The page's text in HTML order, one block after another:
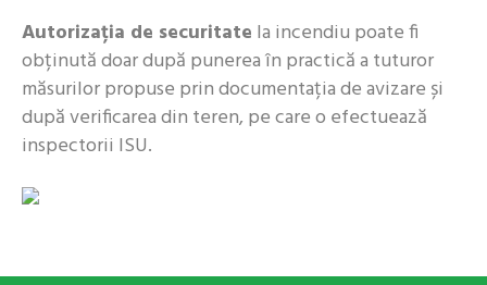
Autorizația de securitate la incendiu poate fi
obținută doar după punerea în practică a tuturor
măsurilor propuse prin documentația de avizare și
după verificarea din teren, pe care o efectuează
inspectorii ISU.